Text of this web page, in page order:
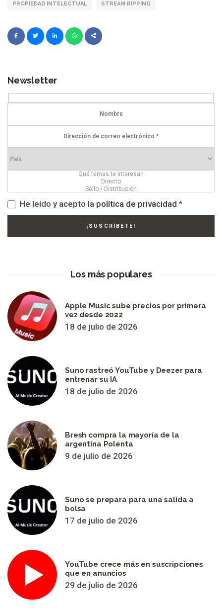
PROPIEDAD INTELECTUAL STREAM RIPPING
Newsletter
He leído y acepto la política de privacidad *
Los más populares
Apple Music sube precios por primera
vez desde 2022
18 de julio de 2026
Suno rastreó YouTube y Deezer para
entrenar su IA
18 de julio de 2026
Bresh compra la mayoría de la
argentina Polenta
9 de julio de 2026
Suno se prepara para una salida a
bolsa
17 de julio de 2026
YouTube crece más en suscripciones
que en anuncios
29 de julio de 2026